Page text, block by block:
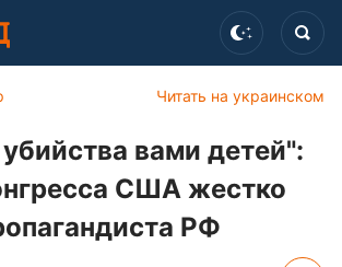
Читать на украинском
вами детей":
США жестко
РФ